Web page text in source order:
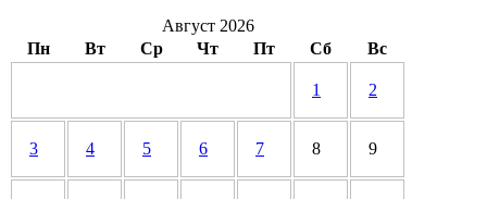
Август 2026
Пн
Вт Ср Чт Пт Сб Вс
1 2
3 4 5 6 7 8 9